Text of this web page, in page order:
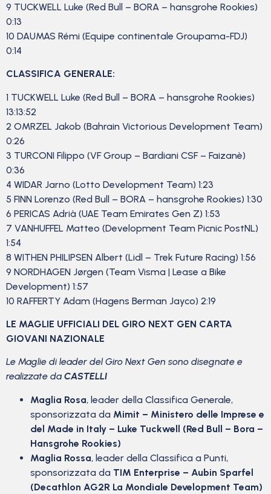
9 TUCKWELL Luke (Red Bull – BORA – hansgrohe Rookies)
0:13
10 DAUMAS Rémi (Equipe continentale Groupama-FDJ)
0:14
CLASSIFICA GENERALE:
1 TUCKWELL Luke (Red Bull – BORA – hansgrohe Rookies)
13:13:52
2 OMRZEL Jakob (Bahrain Victorious Development Team)
0:26
3 TURCONI Filippo (VF Group – Bardiani CSF – Faizanè)
0:36
4 WIDAR Jarno (Lotto Development Team) 1:23
5 FINN Lorenzo (Red Bull – BORA – hansgrohe Rookies) 1:30
6 PERICAS Adrià (UAE Team Emirates Gen Z) 1:53
7 VANHUFFEL Matteo (Development Team Picnic PostNL)
1:54
8 WITHEN PHILIPSEN Albert (Lidl – Trek Future Racing) 1:56
9 NORDHAGEN Jørgen (Team Visma | Lease a Bike
Development) 1:57
10 RAFFERTY Adam (Hagens Berman Jayco) 2:19
LE MAGLIE UFFICIALI DEL GIRO NEXT GEN CARTA
GIOVANI NAZIONALE
Le Maglie di leader del Giro Next Gen sono disegnate e
realizzate da CASTELLI
Maglia Rosa, leader della Classifica Generale,
sponsorizzata da Mimit – Ministero delle Imprese e
del Made in Italy – Luke Tuckwell (Red Bull – Bora –
Hansgrohe Rookies)
Maglia Rossa, leader della Classifica a Punti,
sponsorizzata da TIM Enterprise – Aubin Sparfel
(Decathlon AG2R La Mondiale Development Team)